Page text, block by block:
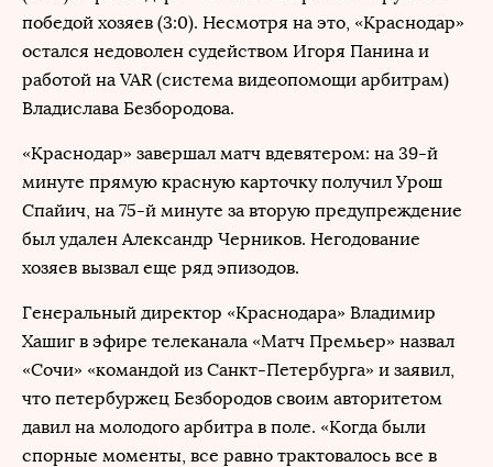
победой хозяев (3:0). Несмотря на это, «Краснодар»
остался недоволен судейством Игоря Панина и
работой на VAR (система видеопомощи арбитрам)
Владислава Безбородова.
«Краснодар» завершал матч вдевятером: на 39-й
минуте прямую красную карточку получил Урош
Спайич, на 75-й минуте за вторую предупреждение
был удален Александр Черников. Негодование
хозяев вызвал еще ряд эпизодов.
Генеральный директор «Краснодара» Владимир
Хашиг в эфире телеканала «Матч Премьер» назвал
«Сочи» «командой из Санкт-Петербурга» и заявил,
что петербуржец Безбородов своим авторитетом
давил на молодого арбитра в поле. «Когда были
спорные моменты, все равно трактовалось все в